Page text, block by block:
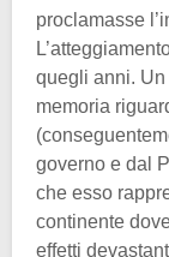
proclamasse
quegli anni.
memoria
governo e dal
che esso
continente
effetti